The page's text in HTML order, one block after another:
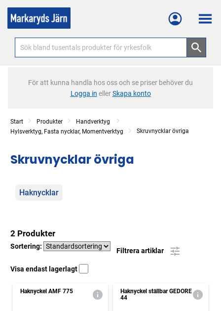
Meny
För att kunna handla hos oss och se priser behöver du
Logga in ellerSkapa konto
Start Produkter
Handverktyg
Hylsverktyg, Fasta nycklar, Momentverktyg
Skruvnycklar övriga
Skruvnycklar övriga
Kategorier
Haknycklar
2 Produkter
Sortering:
Filtrera artiklar
Visa endast lagerlagt
Haknyckel AMF 775
Haknyckel ställbar GEDORE
44